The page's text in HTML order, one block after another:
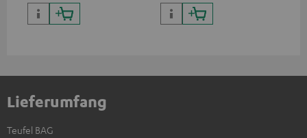
Lieferumfang
Teufel BAG